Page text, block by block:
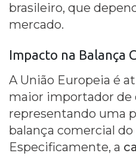
brasileiro, que
mercado.
Impacto na Balança
A União Europeia é
maior importador de
representando uma
balança comercial do
Especificamente, a